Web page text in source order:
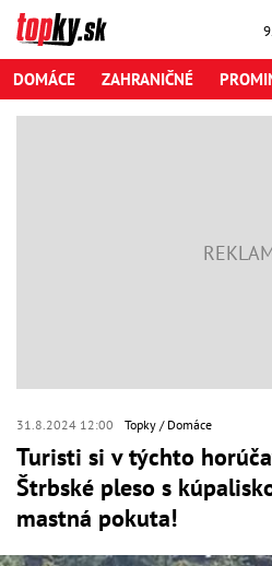
DOMÁCE ZAHRANIČNÉ
31.8.2024 12:00 Topky Domáce
Turisti si v týchto
Štrbské pleso s
mastná pokuta!